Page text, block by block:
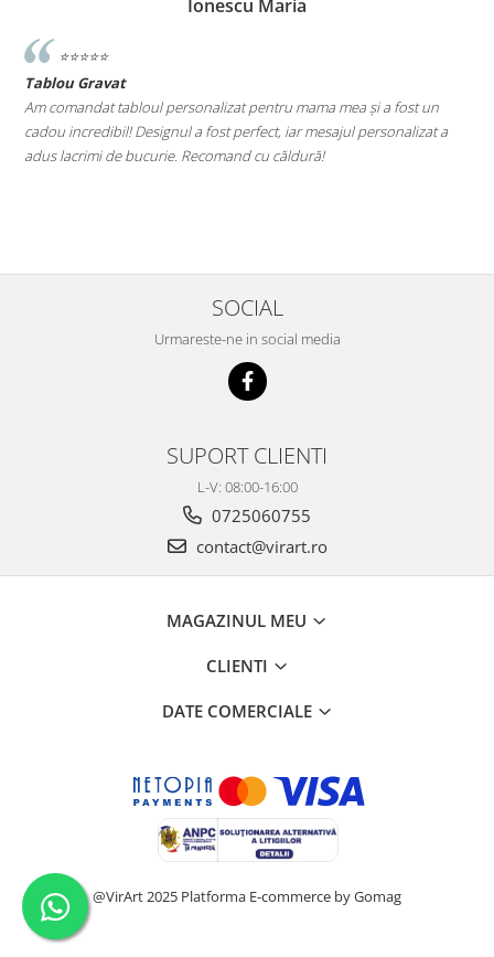
Ionescu Maria
⭐️⭐️⭐️⭐️⭐️
Tablou Gravat
Am comandat tabloul personalizat pentru mama mea și a fost un
cadou incredibil! Designul a fost perfect, iar mesajul personalizat a
adus lacrimi de bucurie. Recomand cu căldură!
SOCIAL
Urmareste-ne in social media
SUPORT CLIENTI
L-V: 08:00-16:00
0725060755
contact@virart.ro
MAGAZINUL MEU
CLIENTI
DATE COMERCIALE
@VirArt 2025 Platforma E-commerce by Gomag